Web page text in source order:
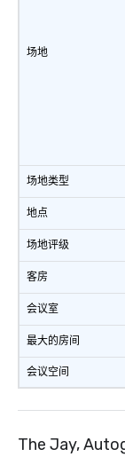
场地
场地类型
地点
场地评级
客房
会议室
最大的房间
会议空间
The Jay,